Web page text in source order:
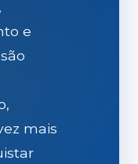
e
mais